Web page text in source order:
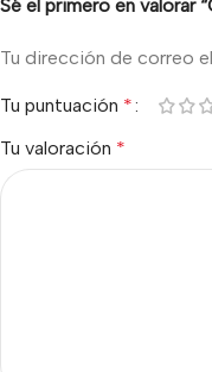
Sé el primero en valorar
Tu dirección de correo
Tu puntuación *
Tu valoración *